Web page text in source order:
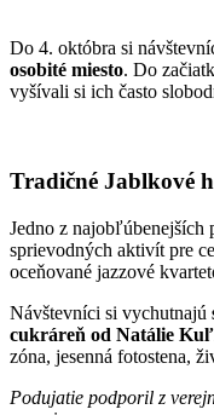
Do 4. októbra si
osobité miesto. Do
vyšívali si ich často
Tradičné Jablkové
Jedno z najobľúbenejších
sprievodných aktivít pre
oceňované jazzové
Návštevníci si vychutnajú
cukráreň od Natálie
zóna, jesenná fotostena,
Podujatie podporil z